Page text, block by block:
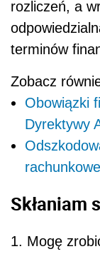
rozliczeń, a
terminów
Zobacz
Obowiązki
Dyrektywy
Skłaniam
1. Mogę